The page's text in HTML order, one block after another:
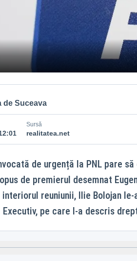
de Suceava
Sursă
realitatea.net
de urgență la PNL pare
de premierul desemnat
interiorul reuniunii, Ilie Bolojan
pe care l-a descris